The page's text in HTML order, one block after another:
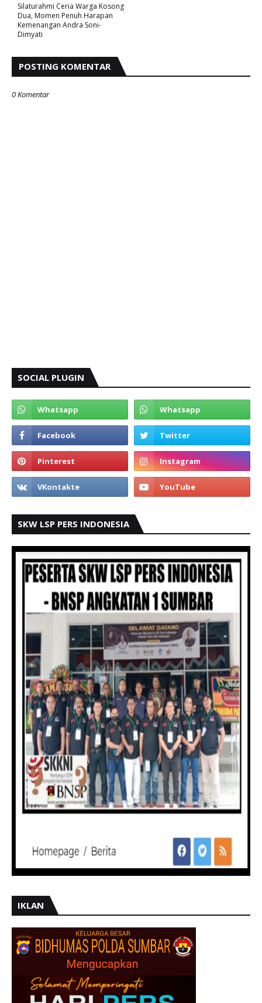
Silaturahmi Ceria Warga Kosong
Dua, Momen Penuh Harapan
Kemenangan Andra Soni-
Dimyati
POSTING KOMENTAR
0 Komentar
SOCIAL PLUGIN
SKW LSP PERS INDONESIA
IKLAN